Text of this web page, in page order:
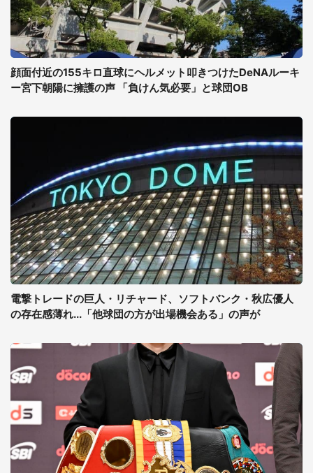
顔面付近の155キロ直球にヘルメット叩きつけたDeNAルーキ
ー宮下朝陽に擁護の声 「負けん気必要」と球団OB
電撃トレードの巨人・リチャード、ソフトバンク・秋広優人
の存在感薄れ...「他球団の方が出場機会ある」の声が